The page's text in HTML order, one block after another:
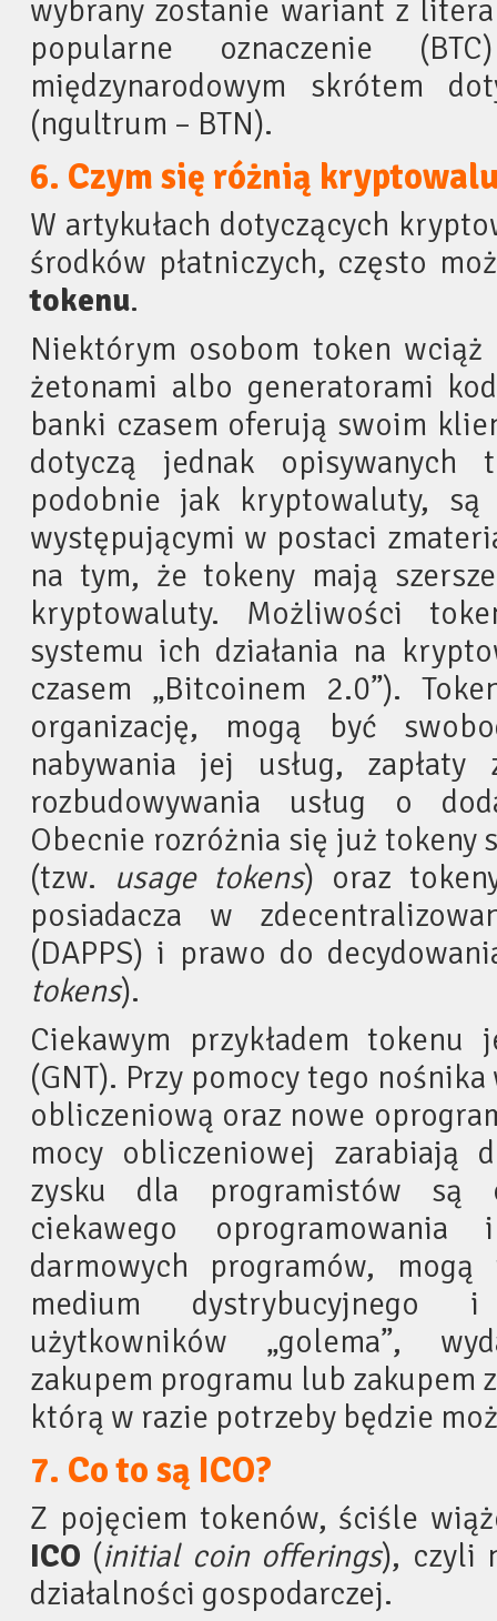
wybrany zostanie wariant z
popularne oznaczenie
międzynarodowym skrótem
(ngultrum – BTN).
6. Czym się różnią
W artykułach dotyczących
środków płatniczych, często
tokenu.
Niektórym osobom token
żetonami albo generatorami
banki czasem oferują swoim
dotyczą jednak opisywanych
podobnie jak kryptowaluty,
występującymi w postaci
na tym, że tokeny mają
kryptowaluty. Możliwości
systemu ich działania na
czasem „Bitcoinem 2.0”).
organizację, mogą być
nabywania jej usług,
rozbudowywania usług o
Obecnie rozróżnia się już tokeny
(tzw. usage tokens) oraz
posiadacza w
(DAPPS) i prawo do
tokens).
Ciekawym przykładem
(GNT). Przy pomocy tego
obliczeniową oraz nowe
mocy obliczeniowej zarabiają
zysku dla programistów są
ciekawego
darmowych programów,
medium dystrybucyjnego
użytkowników „golema”,
zakupem programu lub zakupem
którą w razie potrzeby będzie
7. Co to są ICO?
Z pojęciem tokenów, ściśle
ICO (initial coin offerings), czyli
działalności gospodarczej.